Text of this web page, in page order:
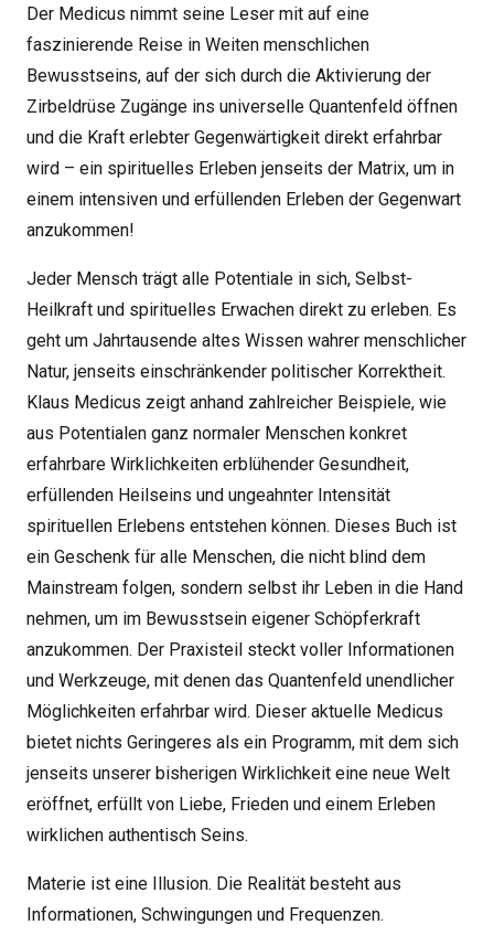
Der Medicus nimmt seine Leser mit auf eine
faszinierende Reise in Weiten menschlichen
Bewusstseins, auf der sich durch die Aktivierung der
Zirbeldrüse Zugänge ins universelle Quantenfeld öffnen
und die Kraft erlebter Gegenwärtigkeit direkt erfahrbar
wird – ein spirituelles Erleben jenseits der Matrix, um in
einem intensiven und erfüllenden Erleben der Gegenwart
anzukommen!
Jeder Mensch trägt alle Potentiale in sich, Selbst-
Heilkraft und spirituelles Erwachen direkt zu erleben. Es
geht um Jahrtausende altes Wissen wahrer menschlicher
Natur, jenseits einschränkender politischer Korrektheit.
Klaus Medicus zeigt anhand zahlreicher Beispiele, wie
aus Potentialen ganz normaler Menschen konkret
erfahrbare Wirklichkeiten erblühender Gesundheit,
erfüllenden Heilseins und ungeahnter Intensität
spirituellen Erlebens entstehen können. Dieses Buch ist
ein Geschenk für alle Menschen, die nicht blind dem
Mainstream folgen, sondern selbst ihr Leben in die Hand
nehmen, um im Bewusstsein eigener Schöpferkraft
anzukommen. Der Praxisteil steckt voller Informationen
und Werkzeuge, mit denen das Quantenfeld unendlicher
Möglichkeiten erfahrbar wird. Dieser aktuelle Medicus
bietet nichts Geringeres als ein Programm, mit dem sich
jenseits unserer bisherigen Wirklichkeit eine neue Welt
eröffnet, erfüllt von Liebe, Frieden und einem Erleben
wirklichen authentisch Seins.
Materie ist eine Illusion. Die Realität besteht aus
Informationen, Schwingungen und Frequenzen.